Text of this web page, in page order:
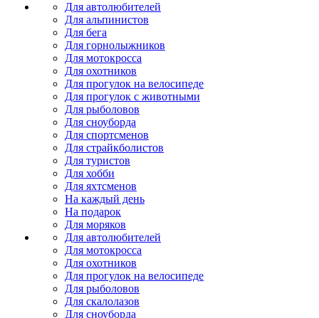
Для автолюбителей
Для альпинистов
Для бега
Для горнолыжников
Для мотокросса
Для охотников
Для прогулок на велосипеде
Для прогулок с животными
Для рыболовов
Для сноуборда
Для спортсменов
Для страйкболистов
Для туристов
Для хобби
Для яхтсменов
На каждый день
На подарок
Для моряков
Для автолюбителей
Для мотокросса
Для охотников
Для прогулок на велосипеде
Для рыболовов
Для скалолазов
Для сноуборда